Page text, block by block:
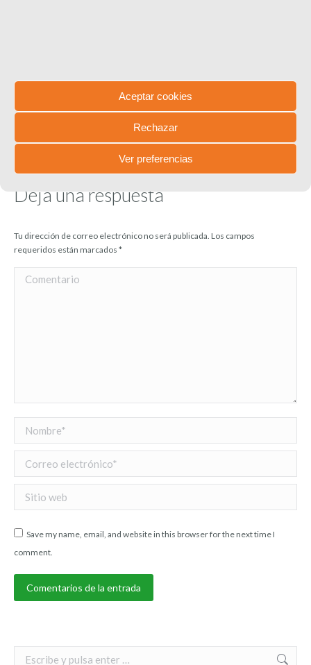
Aceptar cookies
Rechazar
Ver preferencias
los Premios AFA 2023
10 mayo, 2023
Deja una respuesta
Tu dirección de correo electrónico no será publicada. Los campos
requeridos están marcados *
Comentario
Nombre *
Correo electrónico *
Sitio web
Save my name, email, and website in this browser for the next time I
comment.
Comentarios de la entrada
Search: